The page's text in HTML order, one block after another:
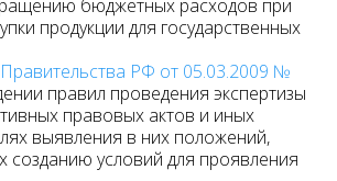
бюджетных расходов при
продукции для государственных
РФ от 05.03.2009 №
правил проведения экспертизы
правовых актов и иных
выявления в них положений,
созданию условий для проявления